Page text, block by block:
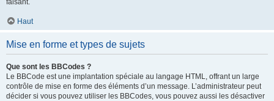
faisant.
Haut
Mise en forme et types de sujets
Que sont les BBCodes ?
Le BBCode est une implantation spéciale au langage HTML, offrant un large
contrôle de mise en forme des éléments d’un message. L’administrateur peut
décider si vous pouvez utiliser les BBCodes, vous pouvez aussi les désactiver